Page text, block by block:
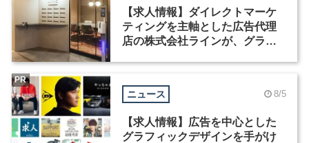
【求人情報】ダイレクトマーケ
ティングを主軸とした広告代理
店の株式会社ラインが、グラフ
ニュース 8/5
【求人情報】広告を中心とした
グラフィックデザインを手がけ
PR